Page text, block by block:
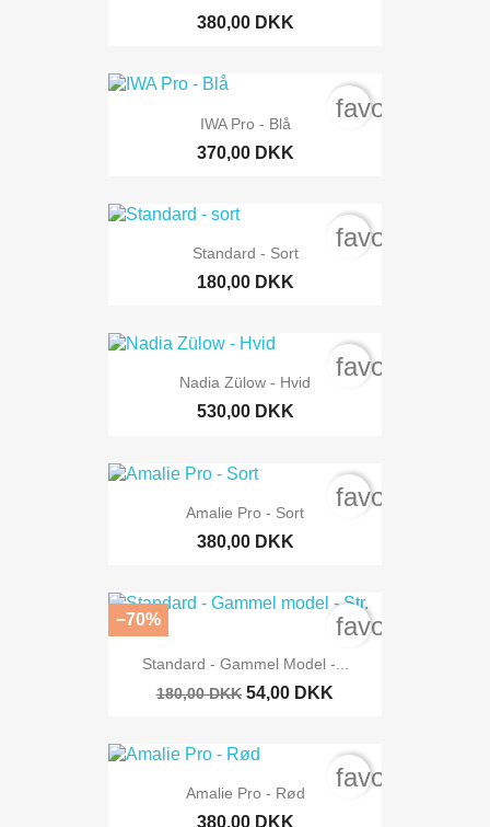
380,00 DKK
IWA Pro - Blå
370,00 DKK
Standard - Sort
180,00 DKK
Nadia Zülow - Hvid
530,00 DKK
Amalie Pro - Sort
380,00 DKK
Standard - Gammel Model -...
180,00 DKK 54,00 DKK
−70%
Amalie Pro - Rød
380,00 DKK